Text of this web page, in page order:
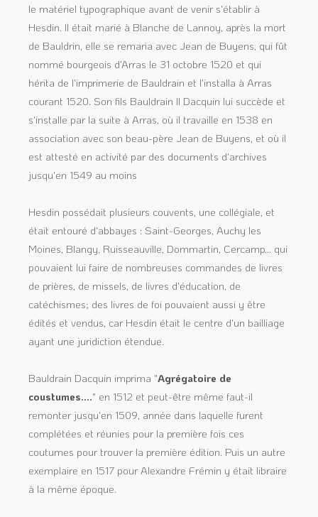
le matériel typographique avant de venir s'établir à
Hesdin. Il était marié à Blanche de Lannoy, après la mort
de Bauldrin, elle se remaria avec Jean de Buyens, qui fût
nommé bourgeois d'Arras le 31 octobre 1520 et qui
hérita de l'imprimerie de Bauldrain et l'installa à Arras
courant 1520. Son fils Bauldrain II Dacquin lui succède et
s'installe par la suite à Arras, où il travaille en 1538 en
association avec son beau-père Jean de Buyens, et où il
est attesté en activité par des documents d'archives
jusqu'en 1549 au moins
Hesdin possédait plusieurs couvents, une collégiale, et
était entouré d'abbayes : Saint-Georges, Auchy les
Moines, Blangy, Ruisseauville, Dommartin, Cercamp... qui
pouvaient lui faire de nombreuses commandes de livres
de prières, de missels, de livres d'éducation, de
catéchismes; des livres de foi pouvaient aussi y être
édités et vendus, car Hesdin était le centre d'un bailliage
ayant une juridiction étendue.
Bauldrain Dacquin imprima "Agrégatoire de
coustumes...." en 1512 et peut-être même faut-il
remonter jusqu'en 1509, année dans laquelle furent
complétées et réunies pour la première fois ces
coutumes pour trouver la première édition. Puis un autre
exemplaire en 1517 pour Alexandre Frémin y était libraire
à la même époque.